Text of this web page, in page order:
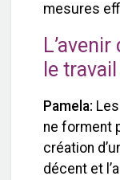
mesures
le
Pamela:
ne forment
création
décent et